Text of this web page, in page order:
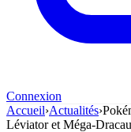
Connexion
Accueil›Actualités›
Léviator et Méga-